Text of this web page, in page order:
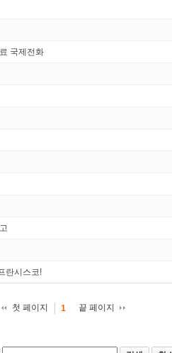
국제전화
란시스코!
첫 페이지
1 끝 페이지